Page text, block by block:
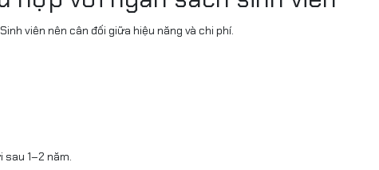
viên nên cân đối giữa hiệu năng và chi phí.
1–2 năm.